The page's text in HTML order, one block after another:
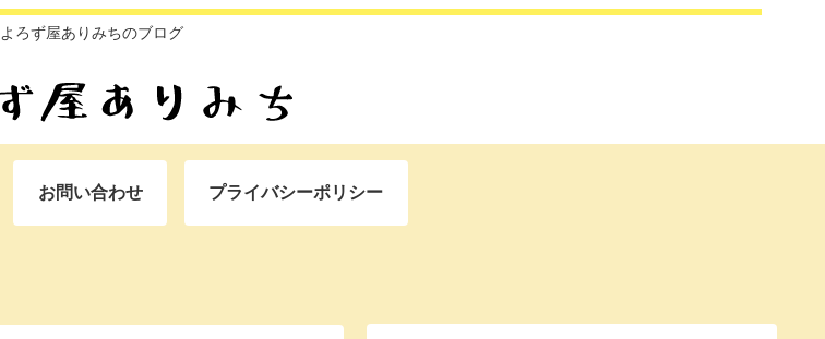
よろず屋ありみちのブログ
お問い合わせ プライバシーポリシー